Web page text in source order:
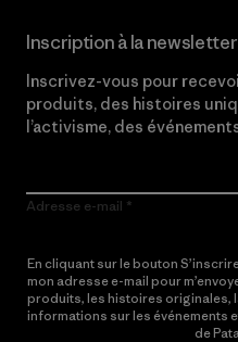
Inscription à la newsletter
Inscrivez-vous pour
produits, des histoires
l’activisme, des
Adresse e-mail
En cliquant sur le bouton
mon adresse e-mail pour
produits, les histoires originales,
informations sur les événements
de